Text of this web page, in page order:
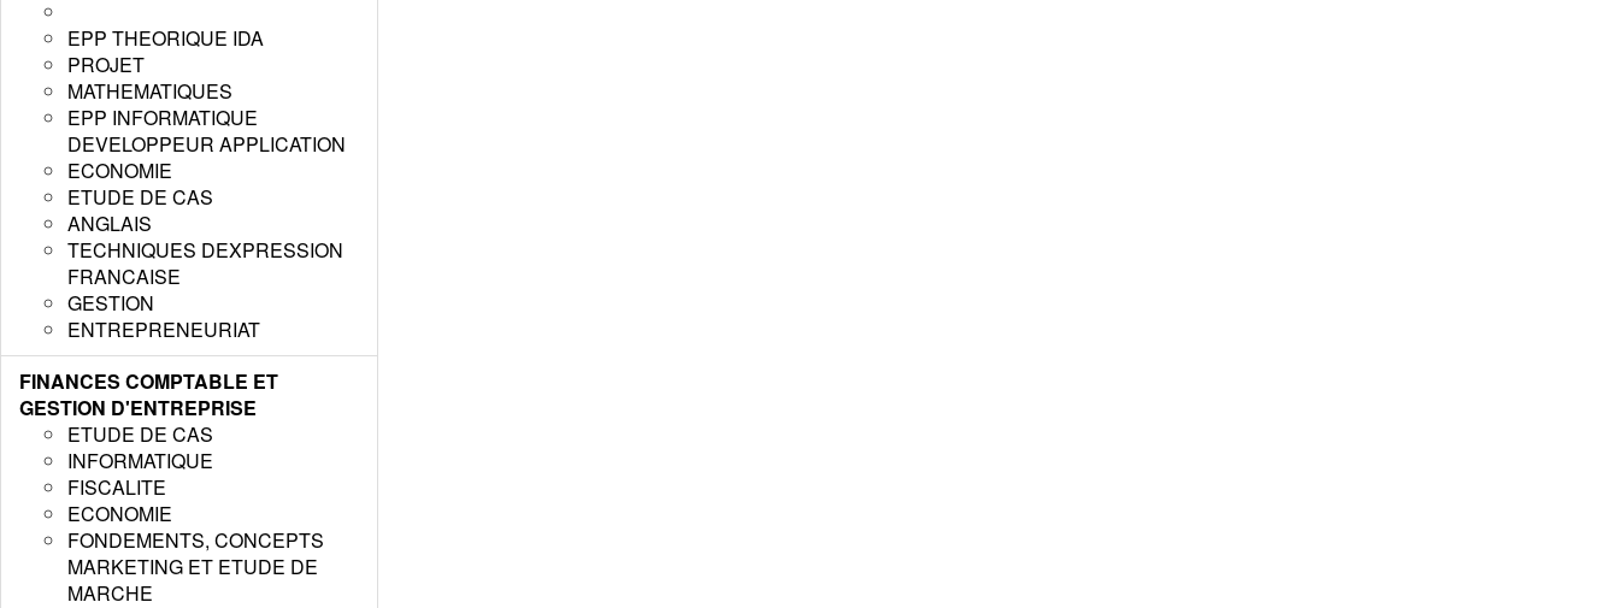
EPP THEORIQUE IDA
PROJET
MATHEMATIQUES
EPP INFORMATIQUE
DEVELOPPEUR APPLICATION
ECONOMIE
ETUDE DE CAS
ANGLAIS
TECHNIQUES DEXPRESSION
FRANCAISE
GESTION
ENTREPRENEURIAT
FINANCES COMPTABLE ET
GESTION D'ENTREPRISE
ETUDE DE CAS
INFORMATIQUE
FISCALITE
ECONOMIE
FONDEMENTS, CONCEPTS
MARKETING ET ETUDE DE
MARCHE